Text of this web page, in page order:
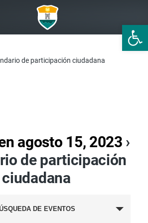
Abrir
de participación ciudadana
agosto 15, 2023 ›
de participación
ciudadana
DE EVENTOS